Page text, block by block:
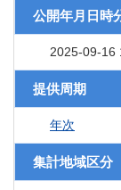
公開年月日時
2025-09-16
提供周期
年次
集計地域区分